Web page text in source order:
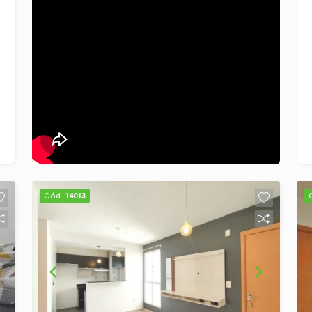
Cód. 14013